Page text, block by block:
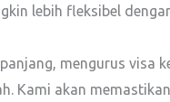
lebih fleksibel
mengurus visa
Kami akan